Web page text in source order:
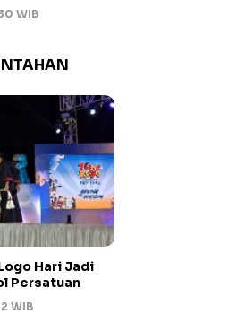
WIB
Hari Jadi
Persatuan
WIB